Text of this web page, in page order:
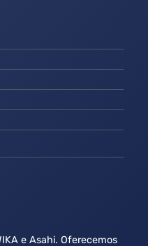
e Asahi. Oferecemos